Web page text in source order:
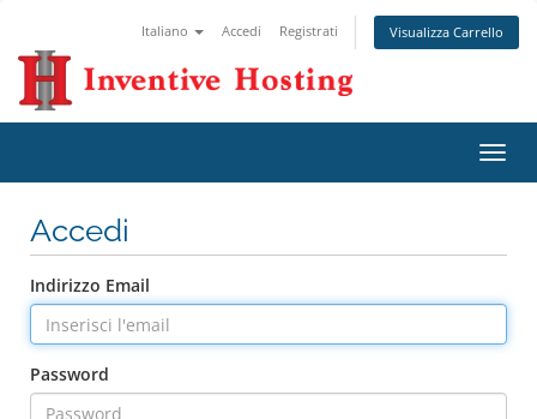
Italiano Accedi Registrati Visualizza Carrello
Attiva
Accedi
Indirizzo Email
Password